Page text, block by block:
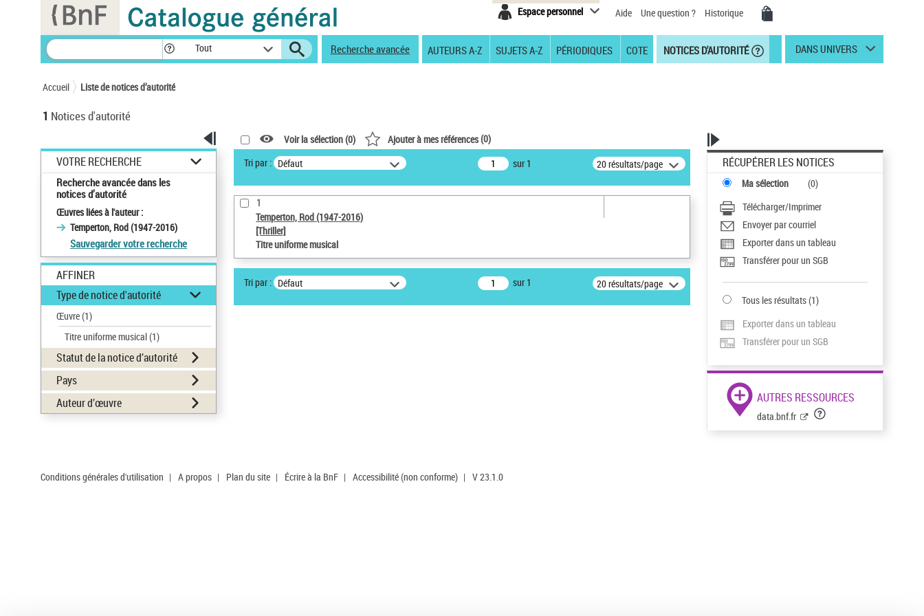
Espace personnel Aide Une question ? Historique
Tout Recherche avancée AUTEURS A-Z SUJETS A-Z PÉRIODIQUES COTE NOTICES D'AUTORITÉ DANS UNIVERS
Accueil Liste de notices d’autorité
1 Notices d'autorité
VOTRE RECHERCHE
Recherche avancée dans les
notices d’autorité
Œuvres liées à l'auteur :
Temperton, Rod (1947-2016)
Sauvegarder votre recherche
AFFINER
Type de notice d'autorité
Œuvre(1)
Titre uniforme musical(1)
Statut de la notice d’autorité
Pays
Auteur d’œuvre
Voir la sélection (0) Ajouter à mes références(0)
Tri par : Défaut sur 1 20 résultats/page
1
Temperton, Rod (1947-2016)
[Thriller]
Titre uniforme musical
Tri par : Défaut sur 1 20 résultats/page
RÉCUPÉRER LES NOTICES
Ma sélection (0)
Télécharger/Imprimer
Envoyer par courriel
Exporter dans un tableau
Transférer pour un SGB
Tous les résultats(1)
Exporter dans un tableau
Transférer pour un SGB
AUTRES RESSOURCES
data.bnf.fr
Conditions générales d'utilisation | A propos | Plan du site | Écrire à la BnF | Accessibilité (non conforme) | V 23.1.0
Panneau de gestion des cookies